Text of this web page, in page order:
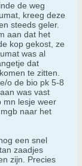
de weg
kreeg deze
steeds geler.
aan dat het
kop gekost, ze
was al
dat
te zitten.
o de bio pk 5-8
was vast
mn lesje weer
naar het
een snel
zaadjes
zijn. Precies